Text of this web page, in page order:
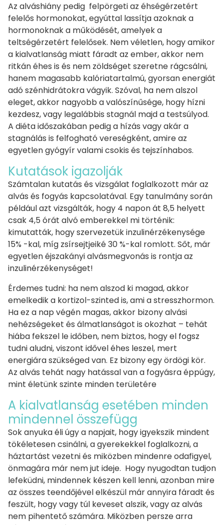
Az alváshiány pedig felpörgeti az éhségérzetért
felelős hormonokat, egyúttal lassítja azoknak a
hormonoknak a működését, amelyek a
teltségérzetért felelősek. Nem véletlen, hogy amikor
a kialvatlanság miatt fáradt az ember, akkor nem
ritkán éhes is és nem zöldséget szeretne rágcsálni,
hanem magasabb kalóriatartalmú, gyorsan energiát
adó szénhidrátokra vágyik. Szóval, ha nem alszol
eleget, akkor nagyobb a valószínűsége, hogy hízni
kezdesz, vagy legalábbis stagnál majd a testsúlyod.
A diéta időszakában pedig a hízás vagy akár a
stagnálás is felfogható vereségként, amire az
egyetlen gyógyír valami csokis és tejszínhabos.
Kutatások igazolják
Számtalan kutatás és vizsgálat foglalkozott már az
alvás és fogyás kapcsolatával. Egy tanulmány során
például azt vizsgálták, hogy 4 napon át 8,5 helyett
csak 4,5 órát alvó emberekkel mi történik:
kimutatták, hogy szervezetük inzulinérzékenysége
15% -kal, míg zsírsejtjeiké 30 %-kal romlott. Sőt, már
egyetlen éjszakányi alvásmegvonás is rontja az
inzulinérzékenységet!
Érdemes tudni: ha nem alszod ki magad, akkor
emelkedik a kortizol-szinted is, ami a stresszhormon.
Ha ez a nap végén magas, akkor bizony alvási
nehézségeket és álmatlanságot is okozhat – tehát
hiába fekszel le időben, nem biztos, hogy el fogsz
tudni aludni, viszont idővel éhes leszel, mert
energiára szükséged van. Ez bizony egy ördögi kör.
Az alvás tehát nagy hatással van a fogyásra éppúgy,
mint életünk szinte minden területére
A kialvatlanság esetében minden
mindennel összefügg
Sok anyuka éli úgy a napjait, hogy igyekszik mindent
tökéletesen csinálni, a gyerekekkel foglalkozni, a
háztartást vezetni és miközben mindenre odafigyel,
önmagára már nem jut ideje. Hogy nyugodtan tudjon
lefeküdni, mindennek készen kell lenni, azonban mire
az összes teendőjével elkészül már annyira fáradt és
feszült, hogy vagy túl keveset alszik, vagy az alvás
nem pihentető számára. Miközben persze arra